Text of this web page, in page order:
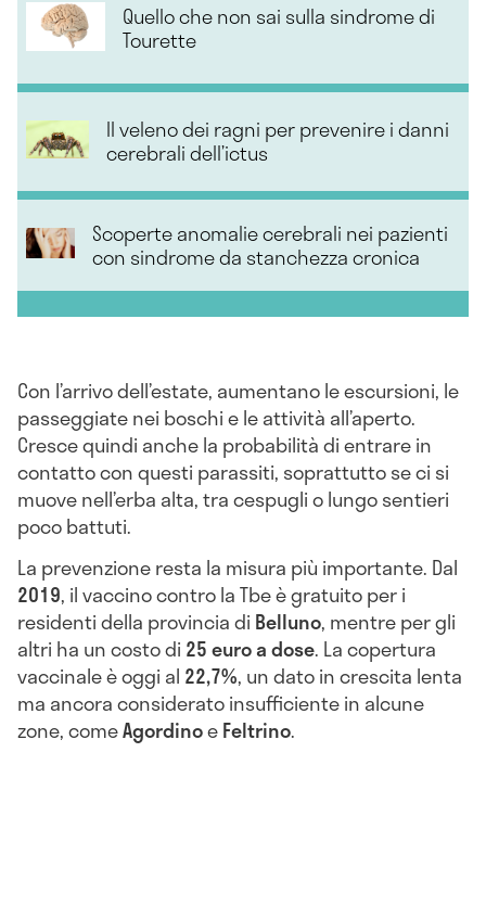
Quello che non sai sulla sindrome di
Tourette
Il veleno dei ragni per prevenire i danni
cerebrali dell’ictus
Scoperte anomalie cerebrali nei pazienti
con sindrome da stanchezza cronica
Con l’arrivo dell’estate, aumentano le escursioni, le
passeggiate nei boschi e le attività all’aperto.
Cresce quindi anche la probabilità di entrare in
contatto con questi parassiti, soprattutto se ci si
muove nell’erba alta, tra cespugli o lungo sentieri
poco battuti.
La prevenzione resta la misura più importante. Dal
2019, il vaccino contro la Tbe è gratuito per i
residenti della provincia di Belluno, mentre per gli
altri ha un costo di 25 euro a dose. La copertura
vaccinale è oggi al 22,7%, un dato in crescita lenta
ma ancora considerato insufficiente in alcune
zone, comeAgordinoeFeltrino.